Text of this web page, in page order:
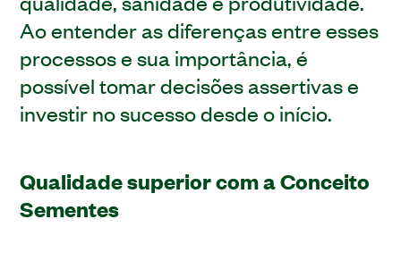
Ao entender as diferenças entre esses
processos e sua importância, é
possível tomar decisões assertivas e
investir no sucesso desde o início.
Qualidade superior com a Conceito
Sementes